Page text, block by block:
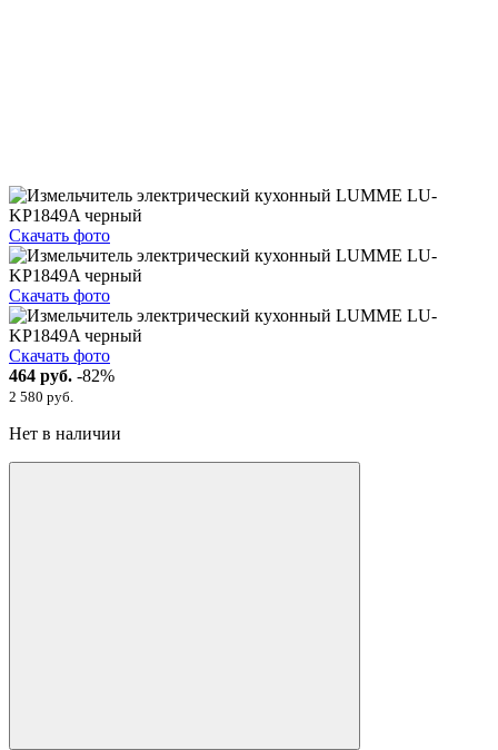
Скачать фото
Скачать фото
Скачать фото
464 руб. -82%
2 580 руб.
Нет в наличии